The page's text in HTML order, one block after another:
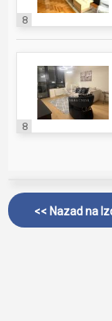
8
8
<< Nazad na